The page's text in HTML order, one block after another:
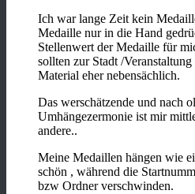
Ich war lange Zeit kein
Medaille nur in die Hand
Stellenwert der Medaille für
sollten zur Stadt /
Material eher nebensächlich.
Das werschätzende und nach
Umhängezermonie ist mir
andere..
Meine Medaillen hängen wie
schön , während die
bzw Ordner verschwinden.